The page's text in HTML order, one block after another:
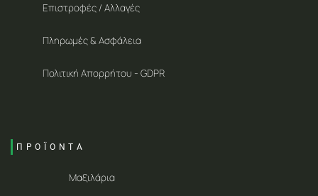
Επιστροφές / Αλλαγές
Πληρωμές & Ασφάλεια
Πολιτική Απορρήτου - GDPR
ΠΡΟΪΟΝΤΑ
Μαξιλάρια